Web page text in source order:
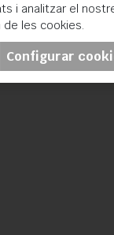
i analitzar el
les cookies.
Configurar